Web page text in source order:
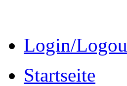
Login/
Startseite